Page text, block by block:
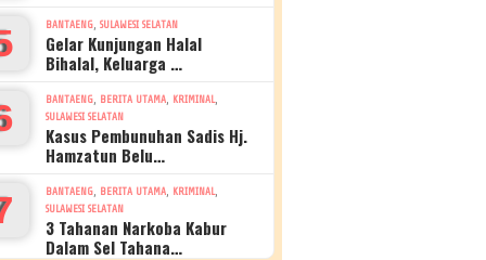
BANTAENG,SULAWESI SELATAN
Gelar Kunjungan Halal
Bihalal, Keluarga …
BANTAENG, BERITA UTAMA, KRIMINAL,
SULAWESI SELATAN
Kasus Pembunuhan Sadis Hj.
Hamzatun Belu…
BANTAENG, BERITA UTAMA, KRIMINAL,
SULAWESI SELATAN
3 Tahanan Narkoba Kabur
Dalam Sel Tahana…